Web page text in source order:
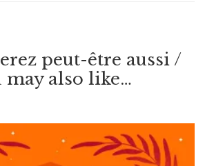
peut-être aussi /
may also like…